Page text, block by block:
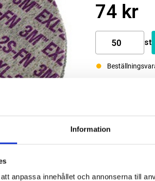
Information
anpassa innehållet och annonserna till
74 kr
st